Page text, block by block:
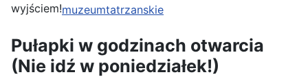
wyjściem!muzeumtatrzanskie
Pułapki w godzinach otwarcia
(Nie idź w poniedziałek!)